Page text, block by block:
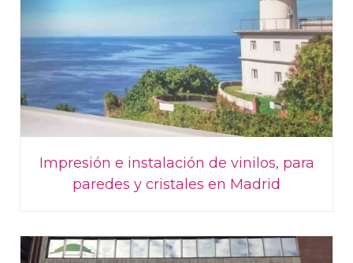
Impresión e instalación de vinilos, para
paredes y cristales en Madrid